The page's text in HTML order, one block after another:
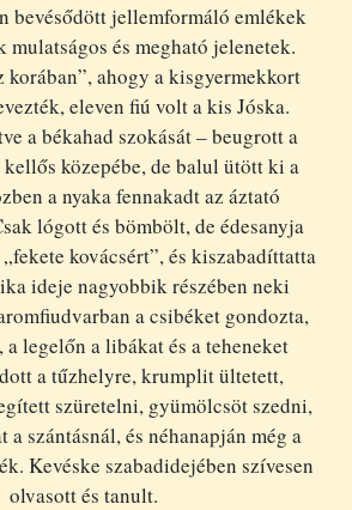
bevésődött jellemformáló emlékek
mulatságos és megható jelenetek.
korában”, ahogy a kisgyermekkort
eleven fiú volt a kis Jóska.
a békahad szokását – beugrott a
közepébe, de balul ütött ki a
a nyaka fennakadt az áztató
lógott és bömbölt, de édesanyja
kovácsért”, és kiszabadíttatta
ideje nagyobbik részében neki
a csibéket gondozta,
legelőn a libákat és a teheneket
a tűzhelyre, krumplit ültetett,
szüretelni, gyümölcsöt szedni,
a szántásnál, és néhanapján még a
Kevéske szabadidejében szívesen
olvasott és tanult.